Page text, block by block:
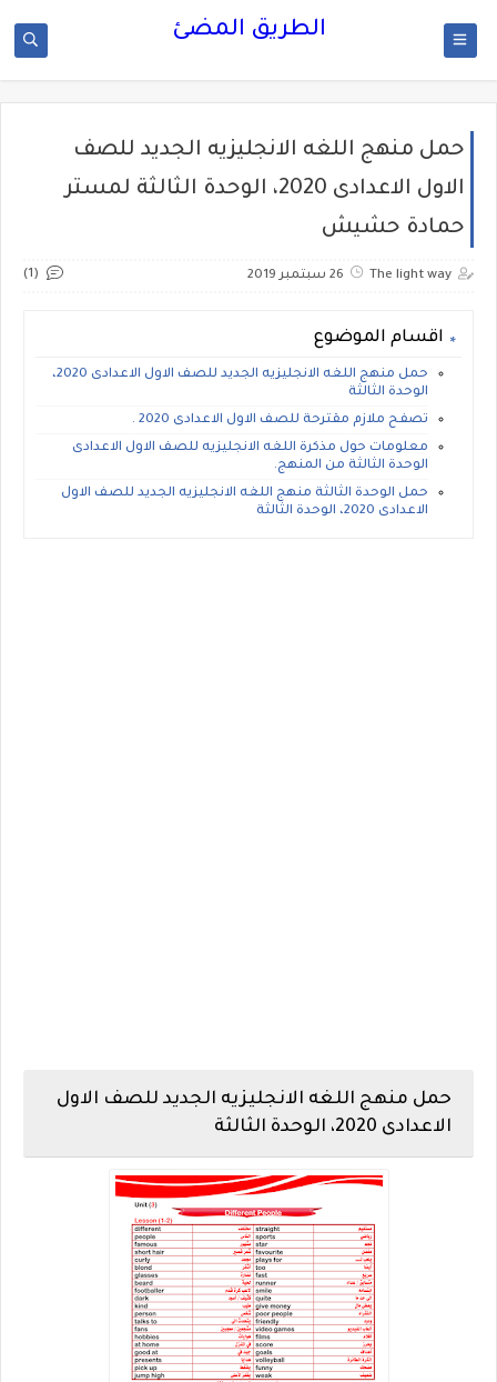
الطريق المضئ
حمل منهج اللغه الانجليزيه الجديد للصف
الاول الاعدادى 2020، الوحدة الثالثة لمستر
حمادة حشيش
The light way 26 سبتمبر 2019 (1)
اقسام الموضوع
حمل منهج اللغه الانجليزيه الجديد للصف الاول الاعدادى 2020،
الوحدة الثالثة
تصفح ملازم مقترحة للصف الاول الاعدادى 2020 .
معلومات حول مذكرة اللغه الانجليزيه للصف الاول الاعدادى
الوحدة الثالثة من المنهج.
حمل الوحدة الثالثة منهج اللغه الانجليزيه الجديد للصف الاول
الاعدادى 2020، الوحدة الثالثة
حمل منهج اللغه الانجليزيه الجديد للصف الاول
الاعدادى 2020، الوحدة الثالثة